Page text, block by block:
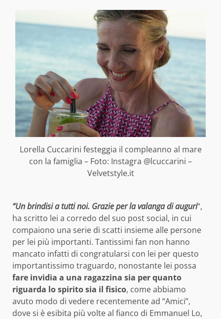
Lorella Cuccarini festeggia il compleanno al mare
con la famiglia – Foto: Instagra @lcuccarini –
Velvetstyle.it
“Un brindisi a tutti noi. Grazie per la valanga di auguri“,
ha scritto lei a corredo del suo post social, in cui
compaiono una serie di scatti insieme alle persone
per lei più importanti. Tantissimi fan non hanno
mancato infatti di congratularsi con lei per questo
importantissimo traguardo, nonostante lei possa
fare invidia a una ragazzina sia per quanto
riguarda lo spirito sia il fisico, come abbiamo
avuto modo di vedere recentemente ad “Amici”,
dove si è esibita più volte al fianco di Emmanuel Lo,